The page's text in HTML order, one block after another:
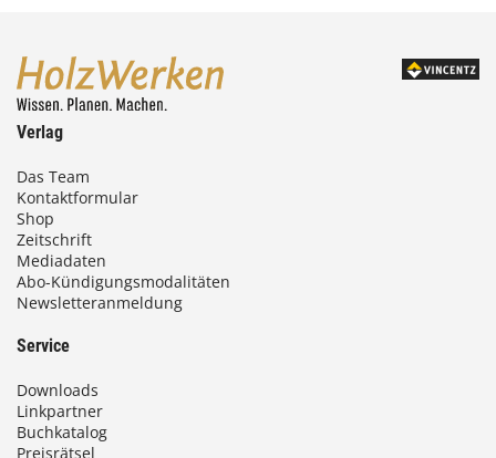
Verlag
Das Team
Kontaktformular
Shop
Zeitschrift
Mediadaten
Abo-Kündigungsmodalitäten
Newsletteranmeldung
Service
Downloads
Linkpartner
Buchkatalog
Preisrätsel